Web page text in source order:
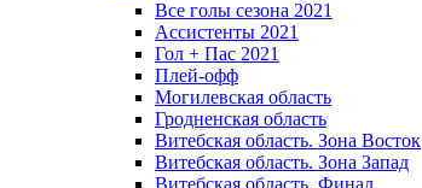
Все голы сезона 2021
Ассистенты 2021
Гол + Пас 2021
Плей-офф
Могилевская область
Гродненская область
Витебская область. Зона Восток
Витебская область. Зона Запад
Витебская область. Финал